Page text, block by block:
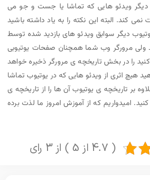
دیگر ویدئو هایی که تماشا یا جست و جو می
نمی کند. البته این نکته را به یاد داشته باشید
دیگر سوابق ویدئو های بازدید شده توسط
ولی مرورگر وب شما همچنان صفحات یوتیوبی
را در بخش تاریخچه ی مرورگر ذخیره خواهد
هیچ اثری از ویدئو هایی که در یوتیوب تماشا
بر تاریخچه ی یوتیوب آن ها را از تاریخچه ی
امیدواریم که از آموزش امروز ما لذت برده
( 4.7 از 5 ) از 3 رای